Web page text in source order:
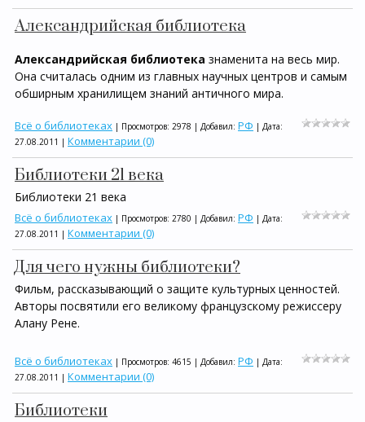
Александрийская библиотека
Александрийская библиотека знаменита на весь мир.
Она считалась одним из главных научных центров и самым
обширным хранилищем знаний античного мира.
Всё о библиотеках | Просмотров: 2978 | Добавил: РФ | Дата:
27.08.2011 | Комментарии (0)
Библиотеки 21 века
Библиотеки 21 века
Всё о библиотеках | Просмотров: 2780 | Добавил: РФ | Дата:
27.08.2011 | Комментарии (0)
Для чего нужны библиотеки?
Фильм, рассказывающий о защите культурных ценностей.
Авторы посвятили его великому французскому режиссеру
Алану Рене.
Всё о библиотеках | Просмотров: 4615 | Добавил: РФ | Дата:
27.08.2011 | Комментарии (0)
Библиотеки